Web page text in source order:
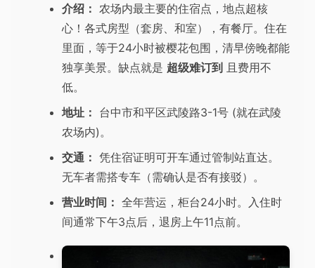
介绍： 农场内最主要的住宿点，地点超核
心！各式房型（套房、和室），有餐厅。住在
里面，等于24小时被樱花包围，清早傍晚都能
独享美景。缺点就是 超级难订到 且费用不
低。
地址： 台中市和平区武陵路3-1号 (就在武陵
农场内)。
交通： 凭住宿证明可开车通过管制站直达。
无车者需搭专车（需确认是否有接驳）。
营业时间： 全年营运，柜台24小时。入住时
间通常下午3点后，退房上午11点前。